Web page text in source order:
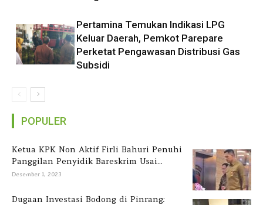
Pertamina Temukan Indikasi LPG
Keluar Daerah, Pemkot Parepare
Perketat Pengawasan Distribusi Gas
Subsidi
POPULER
Ketua KPK Non Aktif Firli Bahuri Penuhi
Panggilan Penyidik Bareskrim Usai...
Desember 1, 2023
Dugaan Investasi Bodong di Pinrang: